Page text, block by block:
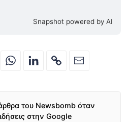
Snapshot powered by AI
του Newsbomb όταν
στην Google